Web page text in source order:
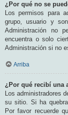
¿Por qué no se
Los permisos para
grupo, usuario y
Administración no
encuentra o solo
Administración si no
Arriba
¿Por qué recibí una
Los administradores
su sitio. Si ha
Por favor recuerde